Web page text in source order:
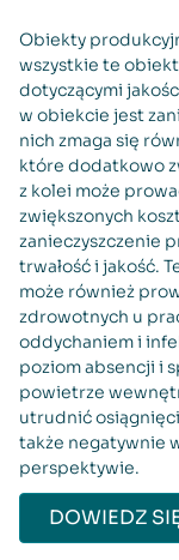
Obiekty
wszystkie te
dotyczącymi
w obiekcie jest
nich zmaga się
które dodatkowo
z kolei może
zwiększonych
zanieczyszczenie
trwałość i jakość.
może również
zdrowotnych u
oddychaniem i
poziom absencji i
powietrze
utrudnić
także negatywnie
perspektywie.
DOWIEDZ